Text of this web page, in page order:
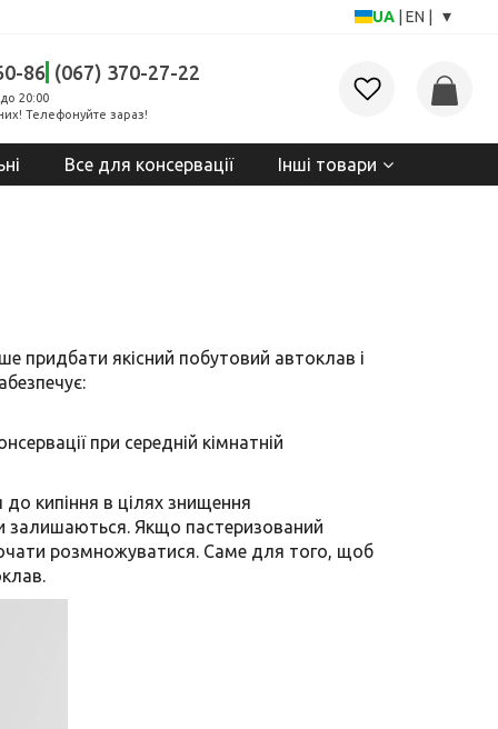
UA EN ▾
86 (067) 370-27-22
20:00
Телефонуйте зараз!
Все для консервації Інші товари
придбати якісний побутовий автоклав і
при середній кімнатній
до кипіння в цілях знищення
залишаються. Якщо пастеризований
розмножуватися. Саме для того, щоб